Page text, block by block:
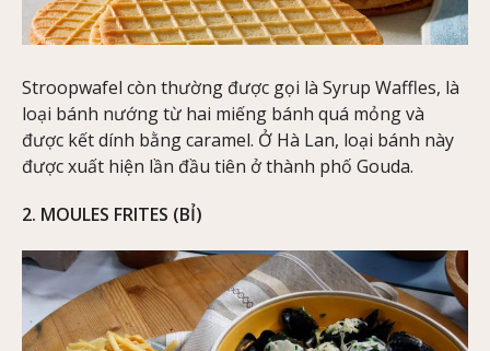
Stroopwafel còn thường được gọi là Syrup Waffles, là
loại bánh nướng từ hai miếng bánh quá mỏng và
được kết dính bằng caramel. Ở Hà Lan, loại bánh này
được xuất hiện lần đầu tiên ở thành phố Gouda.
2. MOULES FRITES (BỈ)